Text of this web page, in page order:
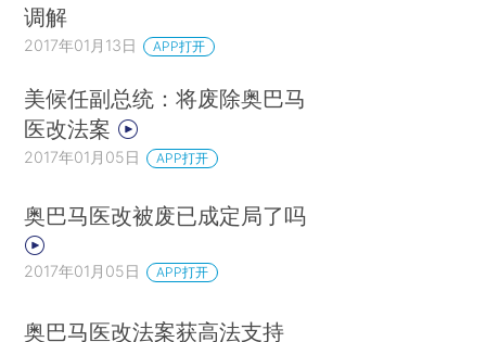
调解
2017年01月13日 APP打开
美候任副总统：将废除奥巴马
医改法案
2017年01月05日 APP打开
奥巴马医改被废已成定局了吗
2017年01月05日 APP打开
奥巴马医改法案获高法支持